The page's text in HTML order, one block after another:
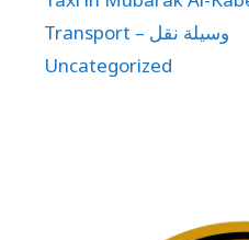
Transport – وسيلة نقل
Uncategorized